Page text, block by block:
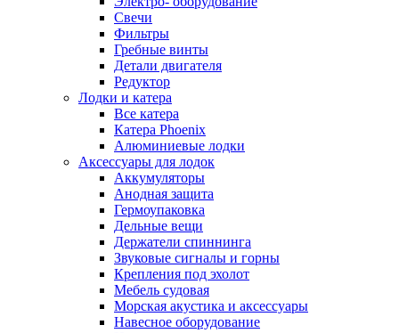
Свечи
Фильтры
Гребные винты
Детали двигателя
Редуктор
Лодки и катера
Все катера
Катера Phoenix
Алюминиевые лодки
Аксессуары для лодок
Аккумуляторы
Анодная защита
Гермоупаковка
Дельные вещи
Держатели спиннинга
Звуковые сигналы и горны
Крепления под эхолот
Мебель судовая
Морская акустика и аксессуары
Навесное оборудование